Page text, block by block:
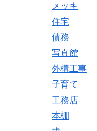
メッキ
住宅
債務
写真館
外構工事
子育て
工務店
本棚